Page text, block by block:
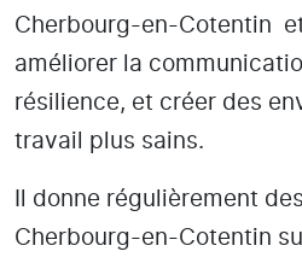
Cherbourg-en-Cotentin
améliorer la
résilience, et créer des
travail plus sains.
Il donne régulièrement
Cherbourg-en-Cotentin